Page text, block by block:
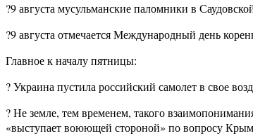
?9 августа мусульманские паломники в
?9 августа отмечается Международный день
Главное к началу пятницы:
? Украина пустила российский самолет в свое
? Не земле, тем временем, такого
«выступает воюющей стороной» по вопросу